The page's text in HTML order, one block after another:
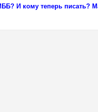
И кому теперь писать?